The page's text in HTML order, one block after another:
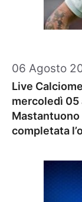
06 Agosto
Live
mercoledì
Mastantuono
completata